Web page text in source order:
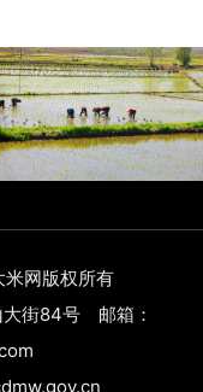
网版权所有
大街84号 邮箱：